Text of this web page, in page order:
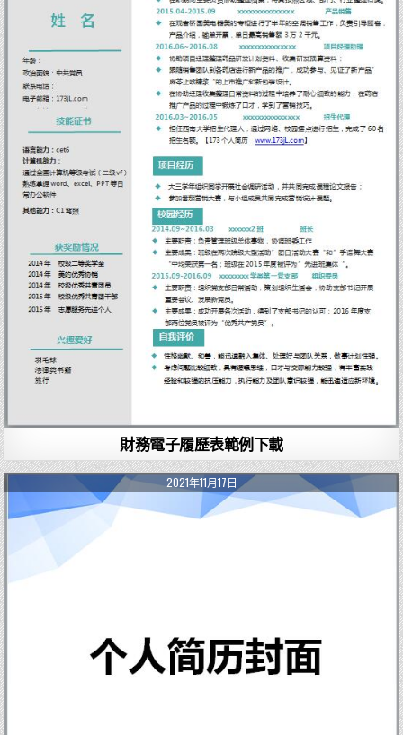
財務電子履歷表範例下載
2021年11月17日